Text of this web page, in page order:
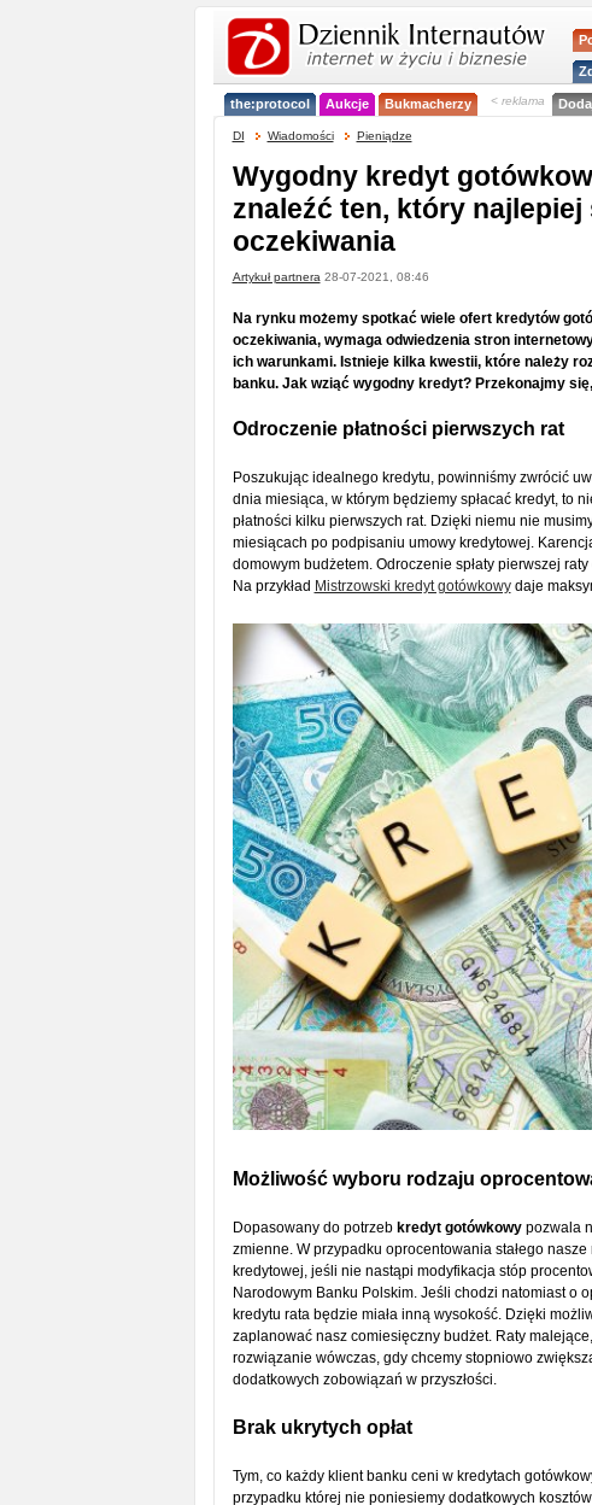
the:protocol Aukcje Bukmacherzy < reklama
DI Wiadomości Pieniądze
Wygodny kredyt
znaleźć ten, który najlepiej
oczekiwania
Artykuł partnera 28-07-2021, 08:46
Na rynku możemy spotkać wiele ofert kredytów
oczekiwania, wymaga odwiedzenia stron
ich warunkami. Istnieje kilka kwestii, które należy
banku. Jak wziąć wygodny kredyt? Przekonajmy
Odroczenie płatności pierwszych rat
Poszukując idealnego kredytu, powinniśmy zwrócić
dnia miesiąca, w którym będziemy spłacać kredyt, to
płatności kilku pierwszych rat. Dzięki niemu nie
miesiącach po podpisaniu umowy kredytowej.
domowym budżetem. Odroczenie spłaty pierwszej
Na przykład Mistrzowski kredyt gotówkowydaje
Możliwość wyboru rodzaju
Dopasowany do potrzeb kredyt gotówkowypozwala
zmienne. W przypadku oprocentowania stałego
kredytowej, jeśli nie nastąpi modyfikacja stóp
Narodowym Banku Polskim. Jeśli chodzi natomiast o
kredytu rata będzie miała inną wysokość. Dzięki
zaplanować nasz comiesięczny budżet. Raty
rozwiązanie wówczas, gdy chcemy stopniowo
dodatkowych zobowiązań w przyszłości.
Brak ukrytych opłat
Tym, co każdy klient banku ceni w kredytach
przypadku której nie poniesiemy dodatkowych